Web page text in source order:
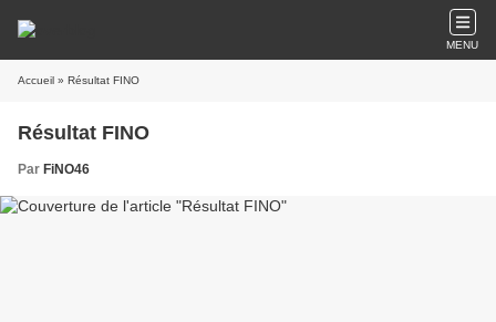
MENU
Accueil » Résultat FINO
Résultat FINO
Par FiNO46